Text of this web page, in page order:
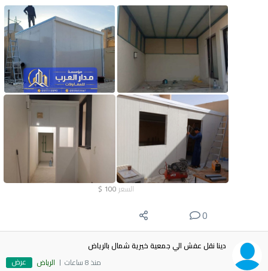
السعر 100
$
0
دينا نقل عفش الي جمعية خيرية شمال بالرياض
منذ 8 ساعات
الرياض عرض